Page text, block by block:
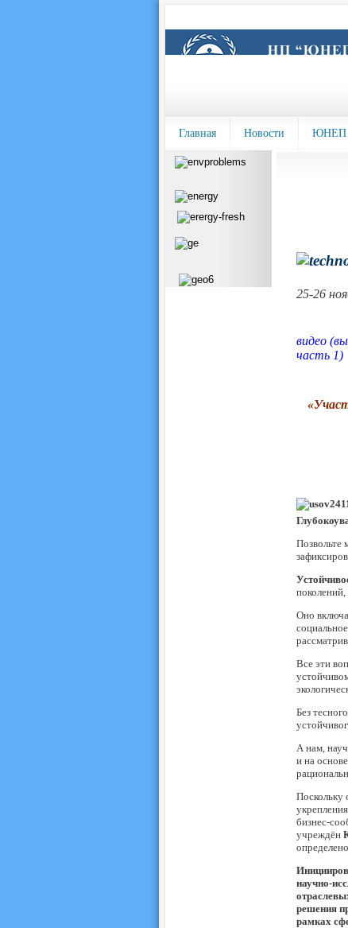
Главная Новости ЮНЕП
25-26
видео
часть 1)
Позвольте
Оно
Все эти
Без
А нам,
и на
бизнес-
учреждён
научно-
решения
рамках